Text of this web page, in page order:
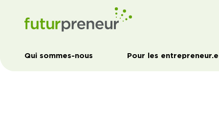
Qui sommes-nous Pour les